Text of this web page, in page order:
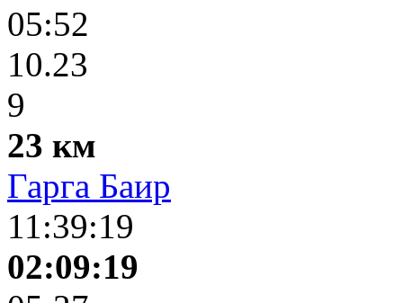
05:52
10.23
9
23 км
Гарга Баир
11:39:19
02:09:19